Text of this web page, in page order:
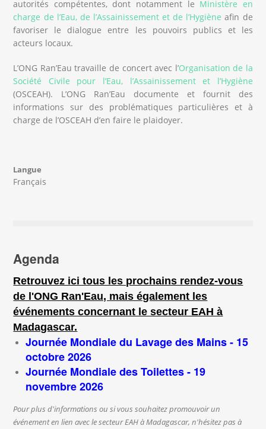
autorités compétentes, dont notamment le Ministère en
charge de l’Eau, de l’Assainissement et de l’Hygiène afin de
favoriser le dialogue entre les pouvoirs publics et les
acteurs locaux.
L’ONG Ran’Eau travaille de concert avec l’Organisation de la
Société Civile pour l’Eau, l’Assainissement et l’Hygiène
(OSCEAH). L’ONG Ran’Eau documente et fournit des
informations sur des problématiques particulières et à
charge de l’OSCEAH d’en faire le plaidoyer.
Langue
Français
Agenda
Retrouvez ici tous les prochains rendez-vous
de l'ONG Ran'Eau, mais également les
événements concernant le secteur EAH à
Madagascar.
Journée Mondiale du Lavage des Mains - 15
octobre 2026
Journée Mondiale des Toilettes - 19
novembre 2026
Pour plus d'informations ou si vous souhaitez promouvoir un
événement en lien avec le secteur EAH à Madagascar, n'hésitez pas à